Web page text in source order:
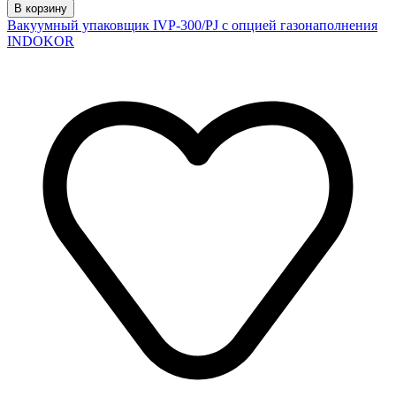
В корзину
Вакуумный упаковщик IVP-300/PJ с опцией газонаполнения
INDOKOR